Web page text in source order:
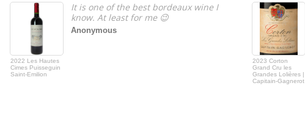
2022 Les Hautes
Cimes Puisseguin
Saint-Emilion
It is one of the best bordeaux wine I
know. At least for me 😉
Anonymous
2023 Corton
Grand Cru les
Grandes Lolières |
Capitain-Gagnerot